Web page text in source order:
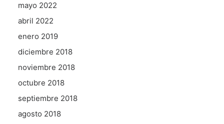
mayo 2022
abril 2022
enero 2019
diciembre 2018
noviembre 2018
octubre 2018
septiembre 2018
agosto 2018